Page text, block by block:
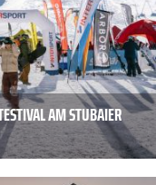
AM STUBAIER